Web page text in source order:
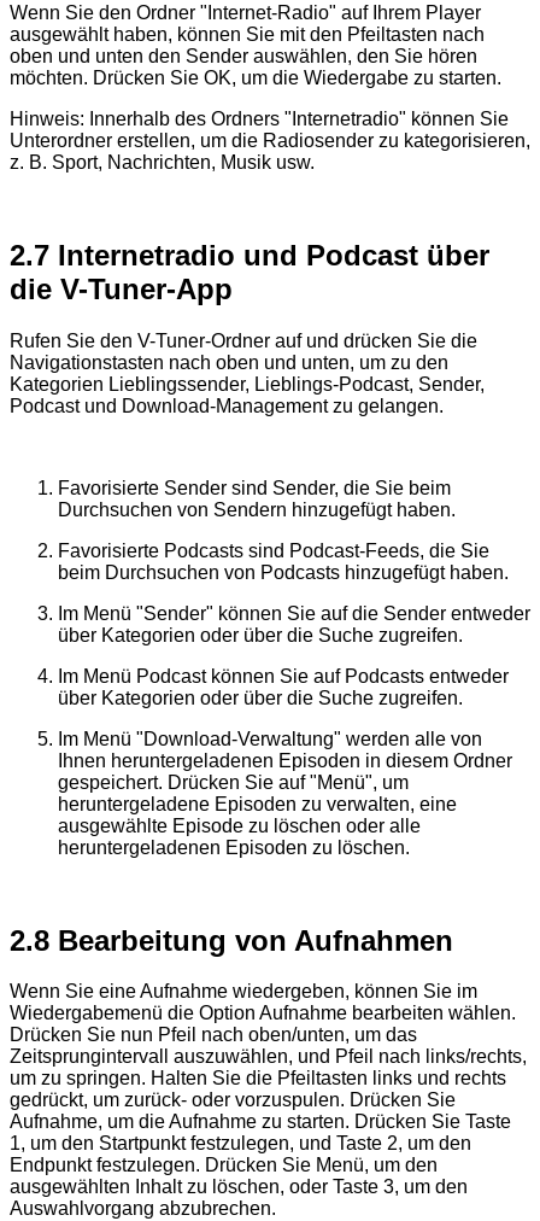
Wenn Sie den Ordner "Internet-Radio" auf Ihrem Player
ausgewählt haben, können Sie mit den Pfeiltasten nach
oben und unten den Sender auswählen, den Sie hören
möchten. Drücken Sie OK, um die Wiedergabe zu starten.
Hinweis: Innerhalb des Ordners "Internetradio" können Sie
Unterordner erstellen, um die Radiosender zu kategorisieren,
z. B. Sport, Nachrichten, Musik usw.
2.7 Internetradio und Podcast über
die V-Tuner-App
Rufen Sie den V-Tuner-Ordner auf und drücken Sie die
Navigationstasten nach oben und unten, um zu den
Kategorien Lieblingssender, Lieblings-Podcast, Sender,
Podcast und Download-Management zu gelangen.
Favorisierte Sender sind Sender, die Sie beim
Durchsuchen von Sendern hinzugefügt haben.
Favorisierte Podcasts sind Podcast-Feeds, die Sie
beim Durchsuchen von Podcasts hinzugefügt haben.
Im Menü "Sender" können Sie auf die Sender entweder
über Kategorien oder über die Suche zugreifen.
Im Menü Podcast können Sie auf Podcasts entweder
über Kategorien oder über die Suche zugreifen.
Im Menü "Download-Verwaltung" werden alle von
Ihnen heruntergeladenen Episoden in diesem Ordner
gespeichert. Drücken Sie auf "Menü", um
heruntergeladene Episoden zu verwalten, eine
ausgewählte Episode zu löschen oder alle
heruntergeladenen Episoden zu löschen.
2.8 Bearbeitung von Aufnahmen
Wenn Sie eine Aufnahme wiedergeben, können Sie im
Wiedergabemenü die Option Aufnahme bearbeiten wählen.
Drücken Sie nun Pfeil nach oben/unten, um das
Zeitsprungintervall auszuwählen, und Pfeil nach links/rechts,
um zu springen. Halten Sie die Pfeiltasten links und rechts
gedrückt, um zurück- oder vorzuspulen. Drücken Sie
Aufnahme, um die Aufnahme zu starten. Drücken Sie Taste
1, um den Startpunkt festzulegen, und Taste 2, um den
Endpunkt festzulegen. Drücken Sie Menü, um den
ausgewählten Inhalt zu löschen, oder Taste 3, um den
Auswahlvorgang abzubrechen.